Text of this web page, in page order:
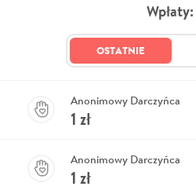
Wpłaty:
OSTATNIE
Anonimowy Darczyńca
1 zł
Anonimowy Darczyńca
1 zł